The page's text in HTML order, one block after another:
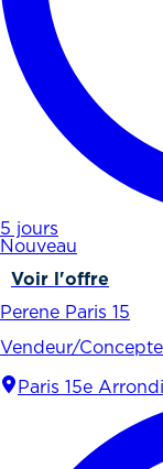
5 jours
Nouveau
Voir l'offre
Perene Paris 15
Vendeur/
Paris 15e